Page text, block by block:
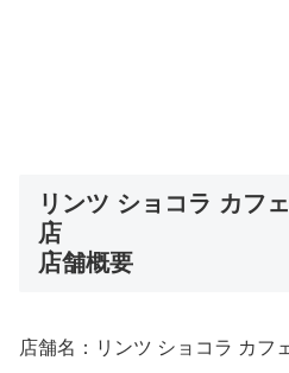
リンツ ショコラ カフ
店
店舗概要
店舗名：リンツ ショコラ カフ